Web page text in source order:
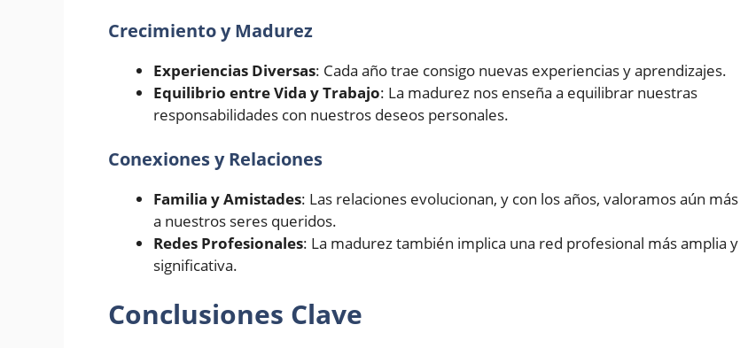
Crecimiento y Madurez
Experiencias Diversas: Cada año trae consigo nuevas experiencias y aprendizajes.
Equilibrio entre Vida y Trabajo: La madurez nos enseña a equilibrar nuestras
responsabilidades con nuestros deseos personales.
Conexiones y Relaciones
Familia y Amistades: Las relaciones evolucionan, y con los años, valoramos aún más
a nuestros seres queridos.
Redes Profesionales: La madurez también implica una red profesional más amplia y
significativa.
Conclusiones Clave